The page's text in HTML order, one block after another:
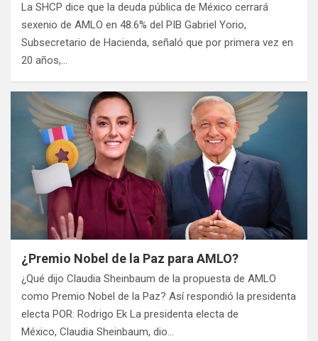
La SHCP dice que la deuda pública de México cerrará
sexenio de AMLO en 48.6% del PIB Gabriel Yorio,
Subsecretario de Hacienda, señaló que por primera vez en
20 años,…
¿Premio Nobel de la Paz para AMLO?
¿Qué dijo Claudia Sheinbaum de la propuesta de AMLO
como Premio Nobel de la Paz? Así respondió la presidenta
electa POR: Rodrigo Ek La presidenta electa de
México, Claudia Sheinbaum, dio…